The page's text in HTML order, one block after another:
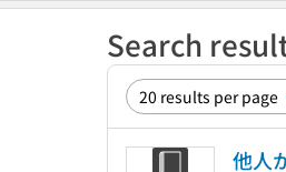
Search
他人